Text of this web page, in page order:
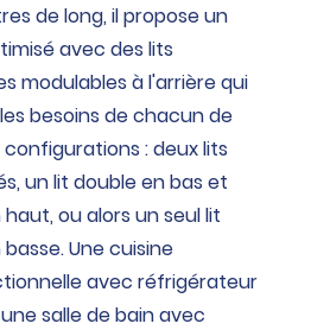
de long, il propose un
avec des lits
modulables à l'arrière qui
besoins de chacun de
: deux lits
un lit double en bas et
ou alors un seul lit
Une cuisine
avec réfrigérateur
salle de bain avec